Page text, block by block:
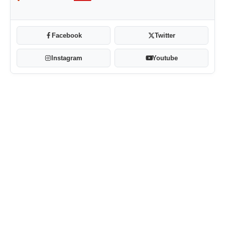
Facebook Twitter
Instagram Youtube